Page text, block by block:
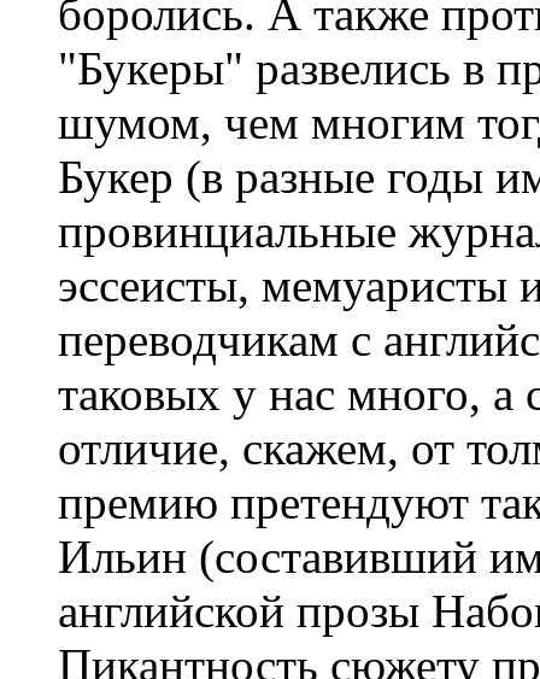
боролись. А также
"Букеры" развелись в
шумом, чем многим
Букер (в разные годы
провинциальные
эссеисты, мемуаристы
переводчикам с
таковых у нас много,
отличие, скажем, от
премию претендуют
Ильин (составивший
английской прозы
Пикантность сюжету